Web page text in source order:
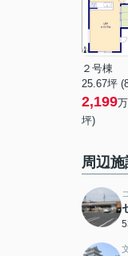
２号棟
25.67坪
2,199
坪)
周辺施